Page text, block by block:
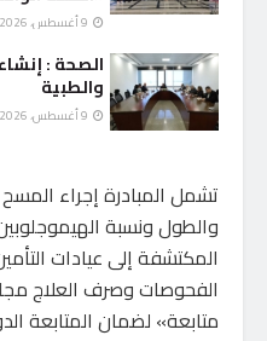
الصحة :
والطبية
تشمل المبادرة إجراء
والطول ونسبة
المكتشفة إلى عيادات
الفحوصات وصرف العلاج
متابعة» لضمان المتابعة